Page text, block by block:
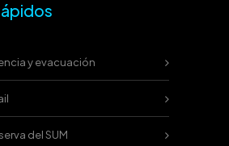
y evacuación
del SUM